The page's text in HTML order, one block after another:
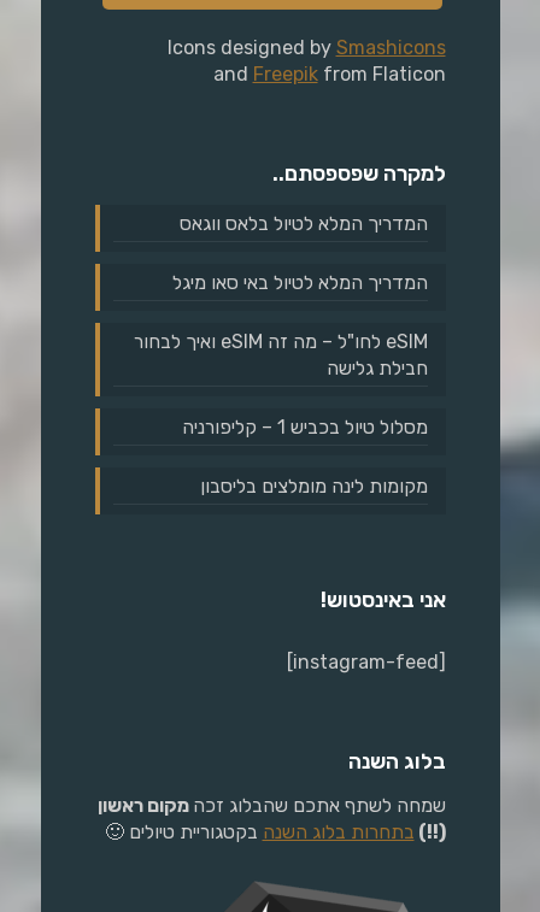
Icons designed by Smashicons
and Freepikfrom Flaticon
למקרה שפספסתם..
המדריך המלא לטיול בלאס ווגאס
המדריך המלא לטיול באי סאו מיגל
eSIM לחו"ל – מה זה eSIM ואיך לבחור
חבילת גלישה
מסלול טיול בכביש 1 – קליפורניה
מקומות לינה מומלצים בליסבון
אני באינסטוש!
[instagram-feed]
בלוג השנה
שמחה לשתף אתכם שהבלוג זכה מקום ראשון
(!!) בתחרות בלוג השנה בקטגוריית טיולים 🙂